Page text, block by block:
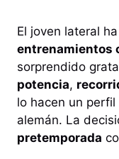
El joven lateral
entrenamientos
sorprendido
potencia,
lo hacen un
alemán. La
pretemporada